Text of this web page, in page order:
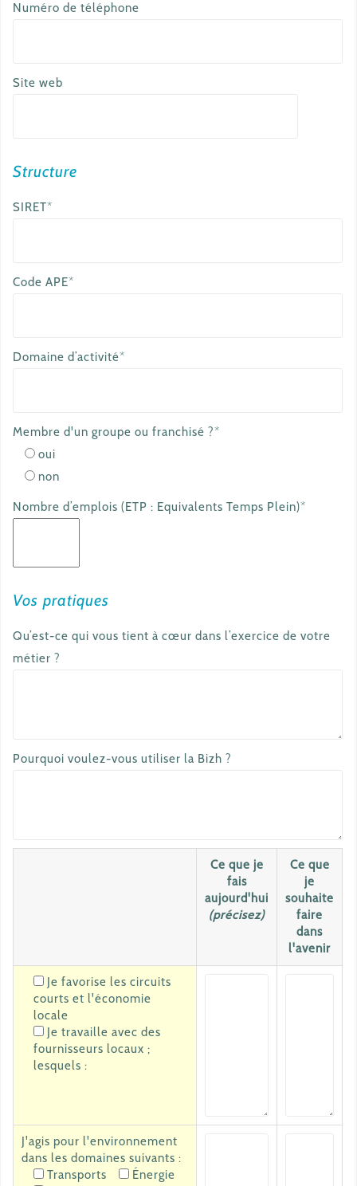
Numéro de téléphone
Site web
Structure
SIRET*
Code APE*
Domaine d’activité*
Membre d'un groupe ou franchisé ?*
oui
non
Nombre d’emplois (ETP : Equivalents Temps Plein)*
Vos pratiques
Qu’est-ce qui vous tient à cœur dans l’exercice de votre
métier ?
Pourquoi voulez-vous utiliser la Bizh ?
Ce que je
fais
aujourd'hui
(précisez)
Ce que
je
souhaite
faire
dans
l'avenir
Je favorise les circuits
courts et l'économie
locale
Je travaille avec des
fournisseurs locaux ;
lesquels :
J'agis pour l'environnement
dans les domaines suivants :
Transports
Énergie